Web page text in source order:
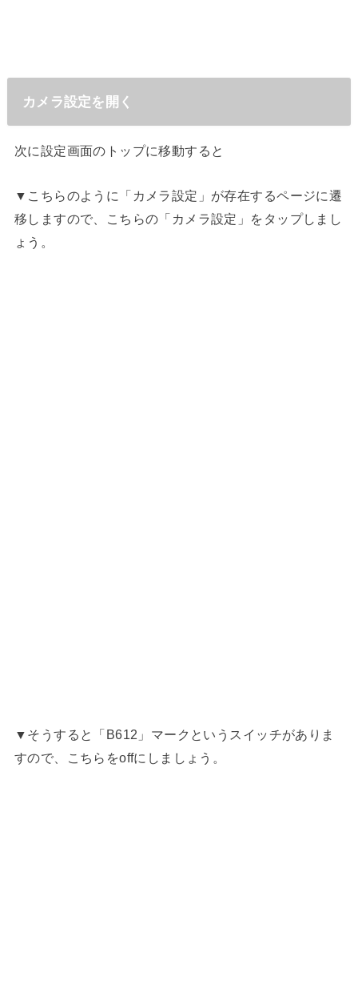
カメラ設定を開く
次に設定画面のトップに移動すると
▼こちらのように「カメラ設定」が存在するページに遷
移しますので、こちらの「カメラ設定」をタップしまし
ょう。
▼そうすると「B612」マークというスイッチがありま
すので、こちらをoffにしましょう。